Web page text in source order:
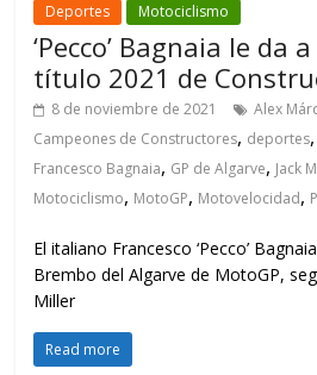
Deportes Motociclismo
‘Pecco’ Bagnaia le da
título 2021 de
8 de noviembre de 2021 Alex
Campeones de Constructores, deportes,
Francesco Bagnaia, GP de Algarve, Jack
Motociclismo, MotoGP, Motovelocidad,
El italiano Francesco ‘Pecco’
Brembo del Algarve de MotoGP,
Miller
Read more